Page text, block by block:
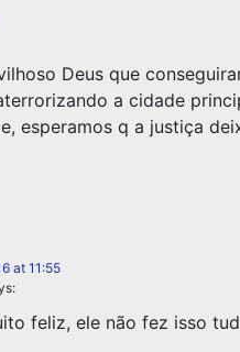
Deus que
a cidade
esperamos q a justiça
at 11:55
feliz, ele não fez isso